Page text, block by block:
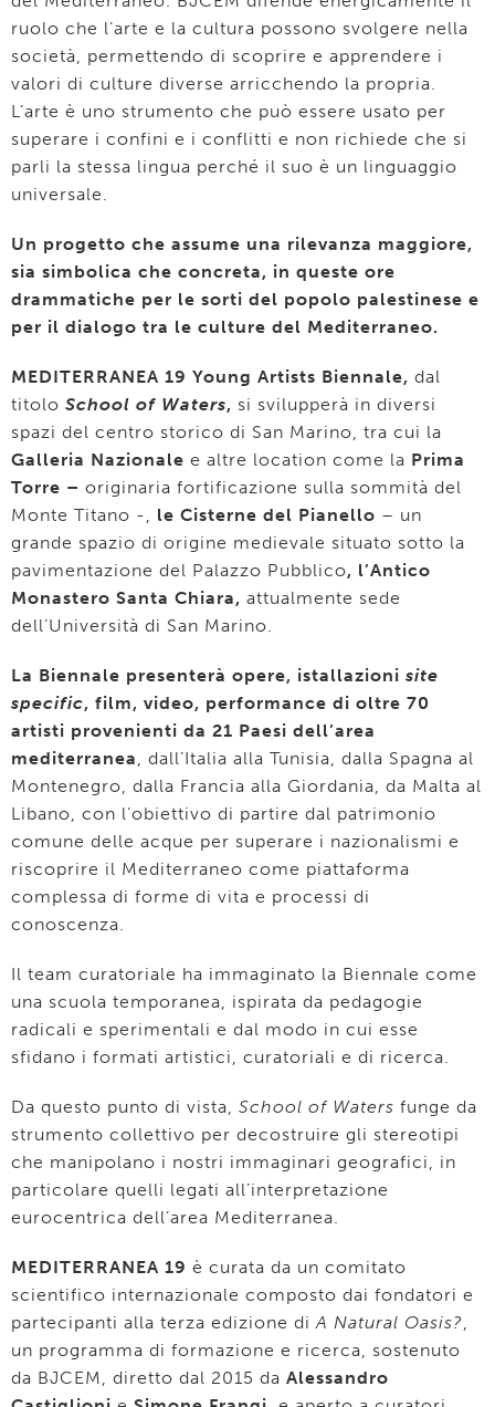
ruolo che l’arte e la cultura possono svolgere nella
società, permettendo di scoprire e apprendere i
valori di culture diverse arricchendo la propria.
L’arte è uno strumento che può essere usato per
superare i confini e i conflitti e non richiede che si
parli la stessa lingua perché il suo è un linguaggio
universale.
Un progetto che assume una rilevanza maggiore,
sia simbolica che concreta, in queste ore
drammatiche per le sorti del popolo palestinese e
per il dialogo tra le culture del Mediterraneo.
MEDITERRANEA 19 Young Artists Biennale, dal
titolo School of Waters, si svilupperà in diversi
spazi del centro storico di San Marino, tra cui la
Galleria Nazionale e altre location come la Prima
Torre – originaria fortificazione sulla sommità del
Monte Titano -, le Cisterne del Pianello – un
grande spazio di origine medievale situato sotto la
pavimentazione del Palazzo Pubblico, l’Antico
Monastero Santa Chiara, attualmente sede
dell’Università di San Marino.
La Biennale presenterà opere, istallazioni site
specific, film, video, performance di oltre 70
artisti provenienti da 21 Paesi dell’area
mediterranea
, dall’Italia alla Tunisia, dalla Spagna al
Montenegro, dalla Francia alla Giordania, da Malta al
Libano, con l’obiettivo di partire dal patrimonio
comune delle acque per superare i nazionalismi e
riscoprire il Mediterraneo come piattaforma
complessa di forme di vita e processi di
conoscenza.
Il team curatoriale ha immaginato la Biennale come
una scuola temporanea, ispirata da pedagogie
radicali e sperimentali e dal modo in cui esse
sfidano i formati artistici, curatoriali e di ricerca.
Da questo punto di vista, School of Waters funge da
strumento collettivo per decostruire gli stereotipi
che manipolano i nostri immaginari geografici, in
particolare quelli legati all’interpretazione
eurocentrica dell’area Mediterranea.
MEDITERRANEA 19 è curata da un comitato
scientifico internazionale composto dai fondatori e
partecipanti alla terza edizione di A Natural Oasis?
un programma di formazione e ricerca, sostenuto
da BJCEM, diretto dal 2015 da Alessandro